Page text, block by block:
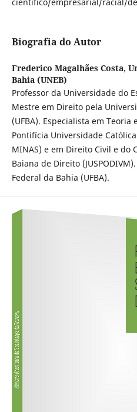
Biografia do Autor
Frederico Magalhães Costa,
Bahia (UNEB)
Professor da Universidade do
Mestre em Direito pela
(UFBA). Especialista em
Pontifícia Universidade
MINAS) e em Direito Civil e do
Baiana de Direito
Federal da Bahia (UFBA).